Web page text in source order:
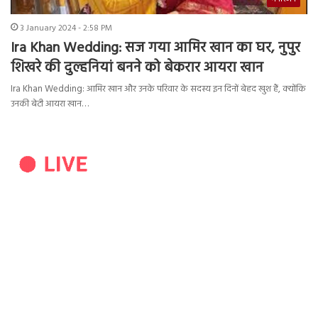
3 January 2024 - 2:58 PM
Ira Khan Wedding: सज गया आमिर खान का घर, नुपुर
शिखरे की दुल्हनियां बनने को बेकरार आयरा खान
Ira Khan Wedding: आमिर खान और उनके परिवार के सदस्य इन दिनों बेहद खुश हैं, क्योंकि
उनकी बेटी आयरा खान…